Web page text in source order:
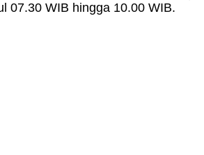
07.30 WIB hingga 10.00 WIB.